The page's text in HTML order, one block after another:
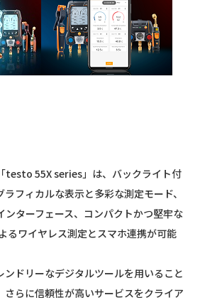
testo 55X series」は、バックライト付
フィカルな表示と多彩な測定モード、
ンターフェース、コンパクトかつ堅牢な
ワイヤレス測定とスマホ連携が可能
ンドリーなデジタルツールを用いること
さらに信頼性が高いサービスをクライア